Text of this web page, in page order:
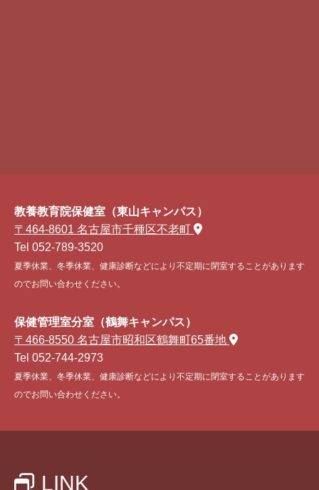
教養教育院保健室（東山キャンパス）
〒464-8601 名古屋市千種区不老町
Tel 052-789-3520
夏季休業、冬季休業、健康診断などにより不定期に閉室することがあります
のでお問い合わせください。
保健管理室分室（鶴舞キャンパス）
〒466-8550 名古屋市昭和区鶴舞町65番地
Tel 052-744-2973
夏季休業、冬季休業、健康診断などにより不定期に閉室することがあります
のでお問い合わせください。
LINK